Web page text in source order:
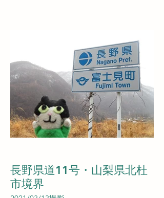
長野県道11号・山梨県北杜
市境界